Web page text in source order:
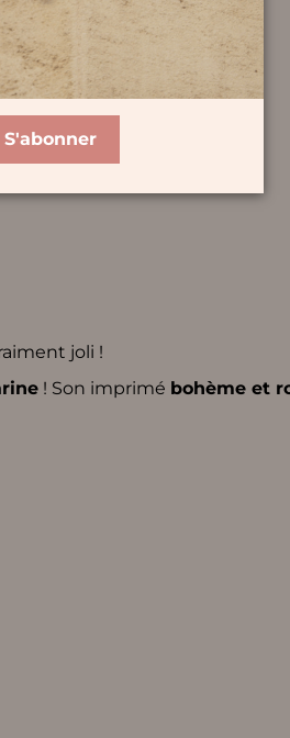
joli !
! Son imprimé bohème et
S'abonner